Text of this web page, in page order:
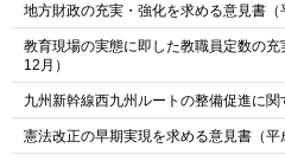
地方財政の充実・強化を求める意見書（
教育現場の実態に即した教職員定数の
12月）
九州新幹線西九州ルートの整備促進に関
憲法改正の早期実現を求める意見書（平